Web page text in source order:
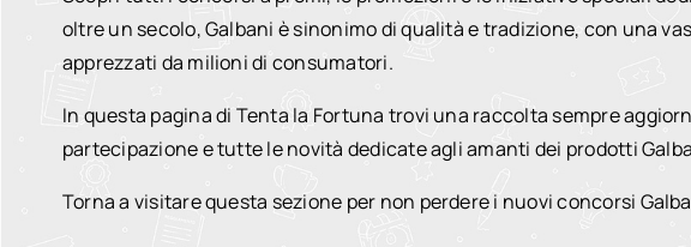
oltre un secolo, Galbani è sinonimo di qualità e tradizione, con una
apprezzati da milioni di consumatori.
In questa pagina di Tenta la Fortuna trovi una raccolta sempre
partecipazione e tutte le novità dedicate agli amanti dei prodotti
Torna a visitare questa sezione per non perdere i nuovi concorsi